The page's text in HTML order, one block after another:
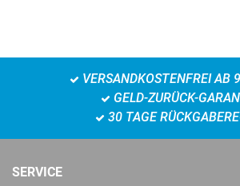
VERSANDKOSTENFREI AB
GELD-ZURÜCK-
30 TAGE
SERVICE